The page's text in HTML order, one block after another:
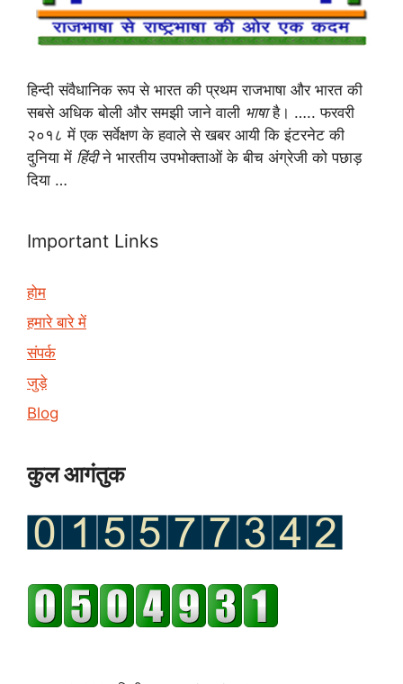
हिन्दी संवैधानिक रूप से भारत की प्रथम राजभाषा और भारत की
सबसे अधिक बोली और समझी जाने वाली भाषाहै। ….. फरवरी
२०१८ में एक सर्वेक्षण के हवाले से खबर आयी कि इंटरनेट की
दुनिया में हिंदीने भारतीय उपभोक्ताओं के बीच अंग्रेजी को पछाड़
दिया …
Important Links
होम
हमारे बारे में
संपर्क
जुड़े
Blog
कुल आगंतुक